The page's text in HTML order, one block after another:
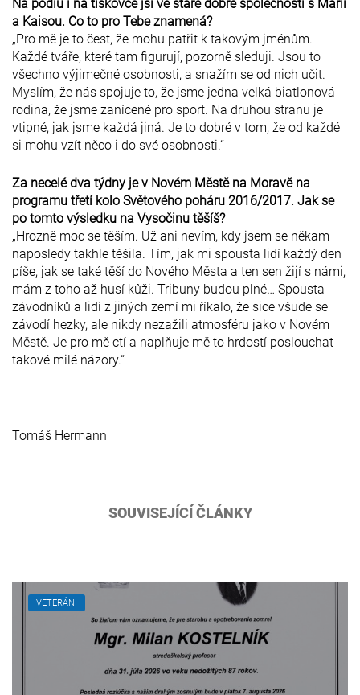
Na pódiu i na tiskovce jsi ve staré dobré společnosti s Marií
a Kaisou. Co to pro Tebe znamená?
„Pro mě je to čest, že mohu patřit k takovým jménům.
Každé tváře, které tam figurují, pozorně sleduji. Jsou to
všechno výjimečné osobnosti, a snažím se od nich učit.
Myslím, že nás spojuje to, že jsme jedna velká biatlonová
rodina, že jsme zanícené pro sport. Na druhou stranu je
vtipné, jak jsme každá jiná. Je to dobré v tom, že od každé
si mohu vzít něco i do své osobnosti.“
Za necelé dva týdny je v Novém Městě na Moravě na
programu třetí kolo Světového poháru 2016/2017. Jak se
po tomto výsledku na Vysočinu těšíš?
„Hrozně moc se těším. Už ani nevím, kdy jsem se někam
naposledy takhle těšila. Tím, jak mi spousta lidí každý den
píše, jak se také těší do Nového Města a ten sen žijí s námi,
mám z toho až husí kůži. Tribuny budou plné… Spousta
závodníků a lidí z jiných zemí mi říkalo, že sice všude se
závodí hezky, ale nikdy nezažili atmosféru jako v Novém
Městě. Je pro mě ctí a naplňuje mě to hrdostí poslouchat
takové milé názory.“
Tomáš Hermann
SOUVISEJÍCÍ ČLÁNKY
VETERÁNI